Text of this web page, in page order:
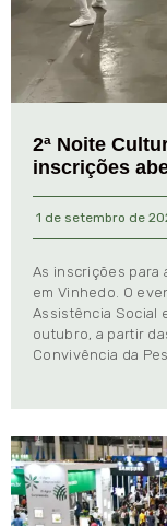
2ª Noite
inscrições
1 de setembro de
As inscrições para
em Vinhedo. O
Assistência Social
outubro, a partir
Convivência da